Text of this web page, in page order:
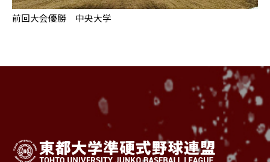
前回大会優勝 中央大学